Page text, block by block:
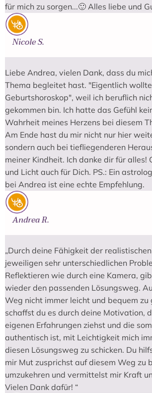
für mich zu sorgen...🙂 Alles liebe und
Nicole S.
Liebe Andrea, vielen Dank, dass du
Thema begleitet hast. "Eigentlich
Geburtshoroskop", weil ich beruflich
gekommen bin. Ich hatte das Gefühl
Wahrheit meines Herzens bei diesem
Am Ende hast du mir nicht nur hier
sondern auch bei tiefliegenderen
meiner Kindheit. Ich danke dir für alles!
und Licht auch für Dich. PS.: Ein
bei Andrea ist eine echte Empfehlung.
Andrea R.
„Durch deine Fähigkeit der
jeweiligen sehr unterschiedlichen
Reflektieren wie durch eine Kamera,
wieder den passenden Lösungsweg.
Weg nicht immer leicht und bequem zu
schaffst du es durch deine Motivation,
eigenen Erfahrungen ziehst und die
authentisch ist, mit Leichtigkeit mich
diesen Lösungsweg zu schicken. Du
mir Mut zusprichst auf diesem Weg zu
umzukehren und vermittelst mir Kraft
Vielen Dank dafür! “